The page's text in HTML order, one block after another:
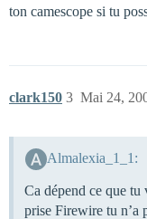
ton camescope si tu
clark150 Mai 24,
3
Almalexia_1_1:
Ca dépend ce que
prise Firewire tu n’a